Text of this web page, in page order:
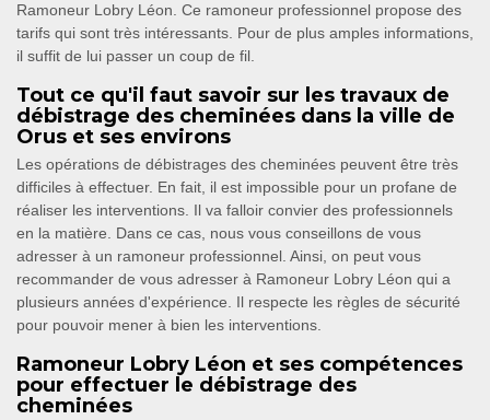
Ramoneur Lobry Léon. Ce ramoneur professionnel propose des
tarifs qui sont très intéressants. Pour de plus amples informations,
il suffit de lui passer un coup de fil.
Tout ce qu'il faut savoir sur les travaux de
débistrage des cheminées dans la ville de
Orus et ses environs
Les opérations de débistrages des cheminées peuvent être très
difficiles à effectuer. En fait, il est impossible pour un profane de
réaliser les interventions. Il va falloir convier des professionnels
en la matière. Dans ce cas, nous vous conseillons de vous
adresser à un ramoneur professionnel. Ainsi, on peut vous
recommander de vous adresser à Ramoneur Lobry Léon qui a
plusieurs années d'expérience. Il respecte les règles de sécurité
pour pouvoir mener à bien les interventions.
Ramoneur Lobry Léon et ses compétences
pour effectuer le débistrage des
cheminées